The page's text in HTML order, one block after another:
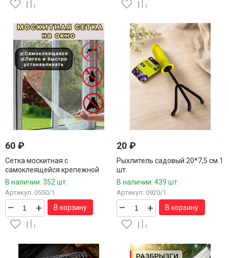
60 ₽
Сетка москитная с
самоклеящейся крепежной
лентой 130*150 мм.1 шт.
В наличии: 352 шт.
Артикул: 0550/1
– + В корзину
20₽
Рыхлитель садовый 20*7,5 см.1
шт.
В наличии: 439 шт.
Артикул: 0920/1
– + В корзину